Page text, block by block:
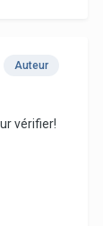
Auteur
vérifier!